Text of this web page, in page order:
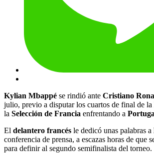
Kylian Mbappé se rindió ante Cristiano
julio, previo a disputar los cuartos de final de la
la Selección de Francia enfrentando a
El delantero francés le dedicó unas palabras a
conferencia de prensa, a escazas horas de que
para definir al segundo semifinalista del torneo.